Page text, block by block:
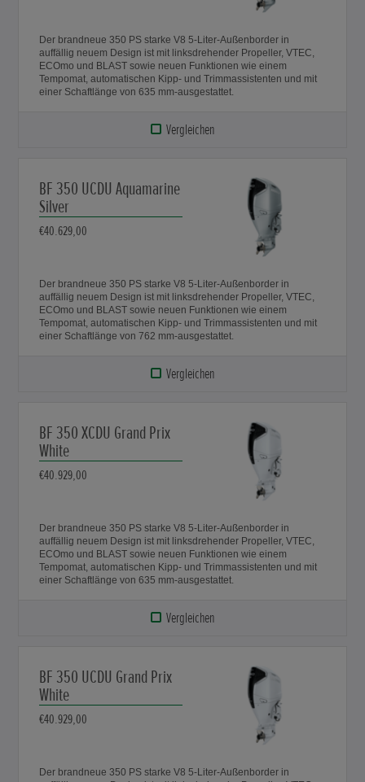
Der brandneue 350 PS starke V8 5-Liter-Außenborder in
auffällig neuem Design ist mit linksdrehender Propeller, VTEC,
ECOmo und BLAST sowie neuen Funktionen wie einem
Tempomat, automatischen Kipp- und Trimmassistenten und mit
einer Schaftlänge von 635 mm-ausgestattet.
Vergleichen
BF 350 UCDU Aquamarine
Silver
€40.629,00
Der brandneue 350 PS starke V8 5-Liter-Außenborder in
auffällig neuem Design ist mit linksdrehender Propeller, VTEC,
ECOmo und BLAST sowie neuen Funktionen wie einem
Tempomat, automatischen Kipp- und Trimmassistenten und mit
einer Schaftlänge von 762 mm-ausgestattet.
Vergleichen
BF 350 XCDU Grand Prix
White
€40.929,00
Der brandneue 350 PS starke V8 5-Liter-Außenborder in
auffällig neuem Design ist mit linksdrehender Propeller, VTEC,
ECOmo und BLAST sowie neuen Funktionen wie einem
Tempomat, automatischen Kipp- und Trimmassistenten und mit
einer Schaftlänge von 635 mm-ausgestattet.
Vergleichen
BF 350 UCDU Grand Prix
White
€40.929,00
Der brandneue 350 PS starke V8 5-Liter-Außenborder in